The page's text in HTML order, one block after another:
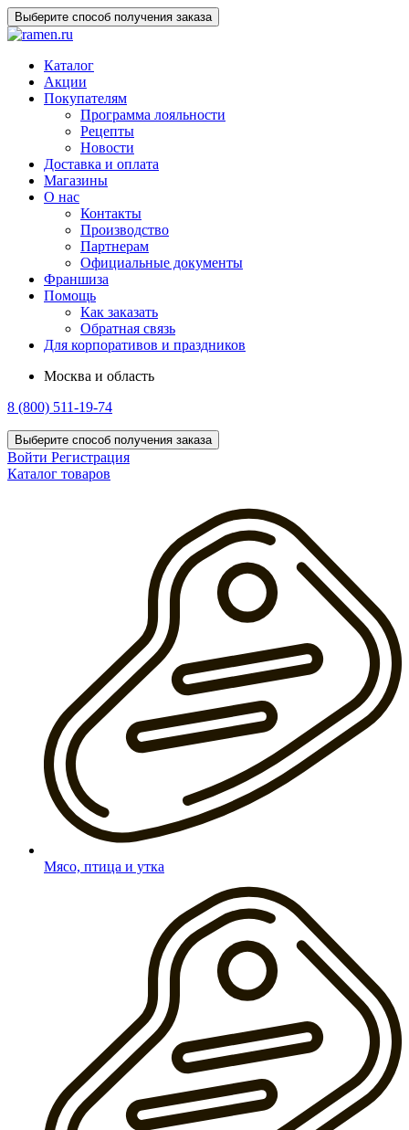
Выберите способ получения заказа
Каталог
Акции
Покупателям
Программа лояльности
Рецепты
Новости
Доставка и оплата
Магазины
О нас
Контакты
Производство
Партнерам
Официальные документы
Франшиза
Помощь
Как заказать
Обратная связь
Для корпоративов и праздников
Москва и область
8 (800) 511-19-74
Выберите способ получения заказа
Войти Регистрация
Каталог товаров
Мясо, птица и утка